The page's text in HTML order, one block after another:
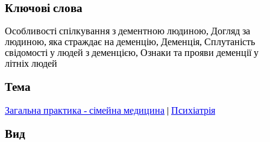
Ключові слова
Особливості спілкування з дементною людиною, Догляд за
людиною, яка страждає на деменцію, Деменція, Сплутаність
свідомості у людей з деменцією, Ознаки та прояви деменції у
літніх людей
Тема
Загальна практика - сімейна медицина | Психіатрія
Вид